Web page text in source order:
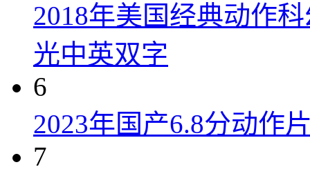
2018年美国经典动作
光中英双字
6
2023年国产6.8分动作
7